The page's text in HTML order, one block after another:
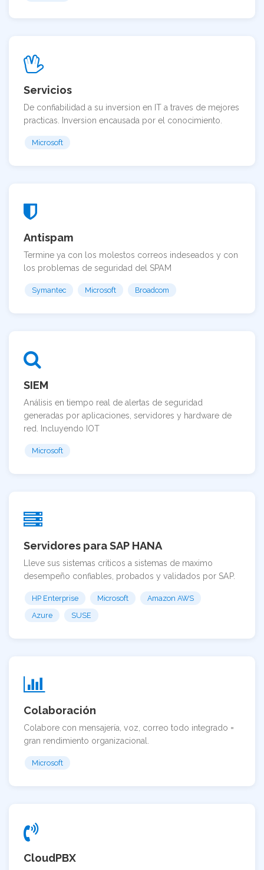
Servicios
De confiabilidad a su inversion en IT a traves de mejores
practicas. Inversion encausada por el conocimiento.
Microsoft
Antispam
Termine ya con los molestos correos indeseados y con
los problemas de seguridad del SPAM
Symantec Microsoft Broadcom
SIEM
Análisis en tiempo real de alertas de seguridad
generadas por aplicaciones, servidores y hardware de
red. Incluyendo IOT
Microsoft
Servidores para SAP HANA
Lleve sus sistemas criticos a sistemas de maximo
desempeño confiables, probados y validados por SAP.
HP Enterprise Microsoft
Amazon AWS
Azure
SUSE
Colaboración
Colabore con mensajería, voz, correo todo integrado =
gran rendimiento organizacional.
Microsoft
CloudPBX